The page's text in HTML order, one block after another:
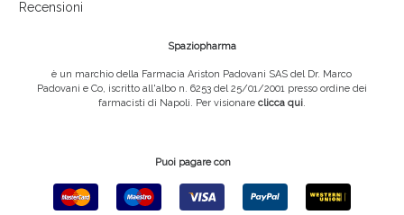
Recensioni
Spaziopharma
è un marchio della Farmacia Ariston Padovani SAS del Dr. Marco
Padovani e Co, iscritto all'albo n. 6253 del 25/01/2001 presso ordine dei
farmacisti di Napoli. Per visionare clicca qui.
Puoi pagare con